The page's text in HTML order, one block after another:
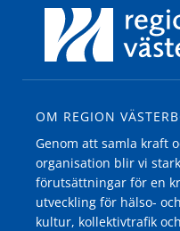
OM REGION
Genom att samla kraft
organisation blir vi
förutsättningar för en
utveckling för hälso-
kultur, kollektivtrafik